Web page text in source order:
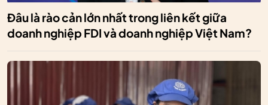
Đâu là rào cản lớn nhất trong liên kết giữa
doanh nghiệp FDI và doanh nghiệp Việt Nam?